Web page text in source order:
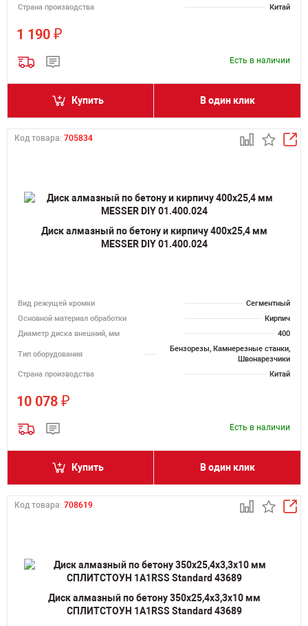
Страна производства
Китай
1 190 ₽
Есть в наличии
Купить В один клик
Код товара: 705834
Диск алмазный по бетону и кирпичу 400х25,4 мм
MESSER DIY 01.400.024
Вид режущей кромки
Сегментный
Основной материал обработки
Кирпич
Диаметр диска внешний, мм
400
Тип оборудования
Бензорезы, Камнерезные станки,
Швонарезчики
Страна производства
Китай
10 078 ₽
Есть в наличии
Купить В один клик
Код товара: 708619
Диск алмазный по бетону 350х25,4х3,3х10 мм
СПЛИТСТОУН 1A1RSS Standard 43689